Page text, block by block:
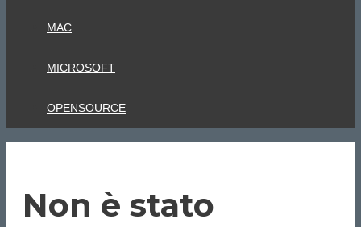
MAC
MICROSOFT
OPENSOURCE
Non è stato